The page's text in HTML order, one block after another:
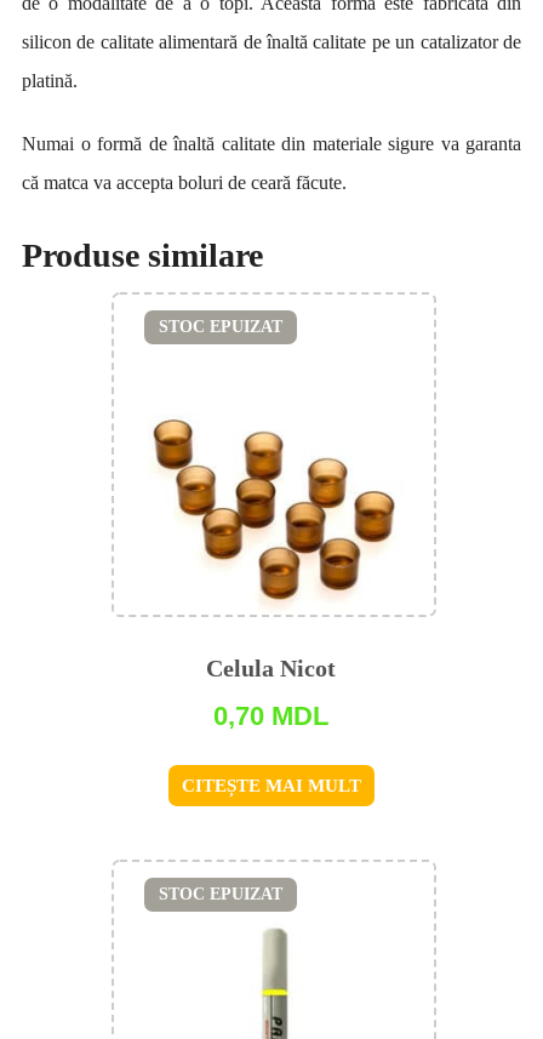
silicon de calitate alimentară de înaltă calitate pe un catalizator de
platină.
Numai o formă de înaltă calitate din materiale sigure va garanta
că matca va accepta boluri de ceară făcute.
Produse similare
Celula Nicot
0,70 MDL
CITEȘTE MAI MULT
STOC EPUIZAT
STOC EPUIZAT